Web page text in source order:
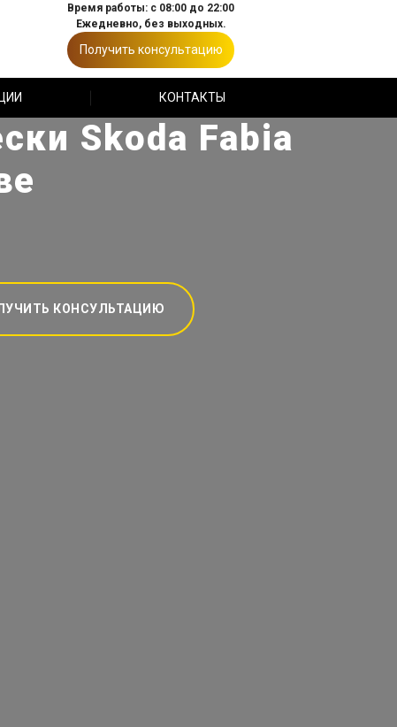
Время работы: с 08:00 до 22:00
Ежедневно, без выходных.
Получить консультацию
КОНТАКТЫ
Skoda Fabia
КОНСУЛЬТАЦИЮ